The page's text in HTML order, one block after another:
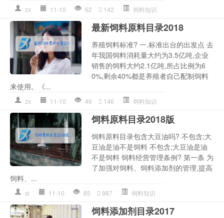
zx 11-10 62 142 饲料知识
最新饲料原料目录2018
养殖饲料标准? 一.标准出台的出发点 去
年我国饲料消耗量大约为3.5亿吨,企业
销售的饲料大约2.1亿吨,所占比例为6
0%,剩余40%都是养殖者自己配制饲料
来使用。《...
zx 11-10 46 146 饲料知识
饲料原料目录2018版
饲料原料目录包含大豆油吗? 不包含;大
豆油是油不是饲料 不包含;大豆油是油
不是饲料 饲料经营管理条例? 第一条 为
了加强对饲料、饲料添加剂的管理,提高
饲料、...
sl 11-10 85 987 饲料知识
饲料添加剂目录2017